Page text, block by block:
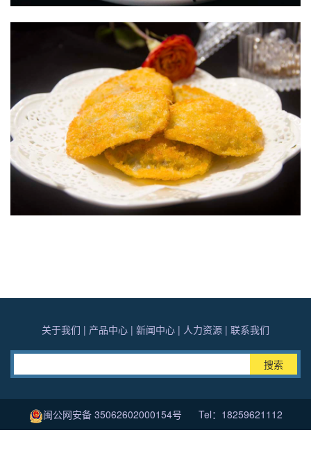
关于我们 | 产品中心 | 新闻中心 | 人力资源 | 联系我们
搜索
闽公网安备 35062602000154号 Tel：18259621112